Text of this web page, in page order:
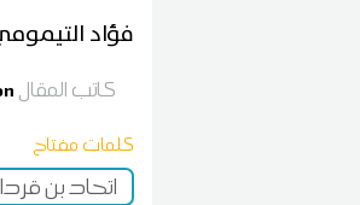
فؤاد
كاتب المقال
كلمات مفتاح
اتحاد بن